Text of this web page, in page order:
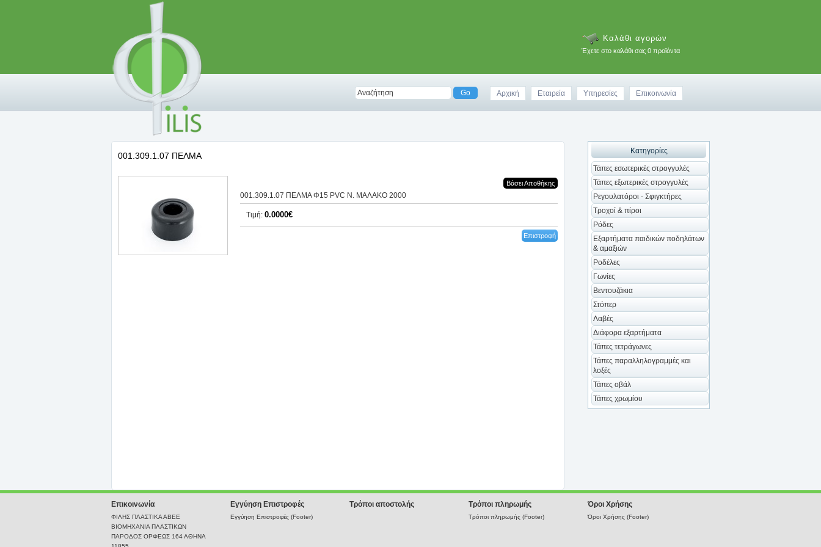
Καλάθι αγορών
Έχετε στο καλάθι σας 0 προϊόντα
Αρχική Εταιρεία Υπηρεσίες Επικοινωνία
Κατηγορίες
Τάπες εσωτερικές στρογγυλές
Τάπες εξωτερικές στρογγυλές
Ρεγουλατόροι - Σφιγκτήρες
Τροχοί & πίροι
Ρόδες
Εξαρτήματα παιδικών ποδηλάτων
& αμαξιών
Ροδέλες
Γωνίες
Βεντουζάκια
Στόπερ
Λαβές
Διάφορα εξαρτήματα
Τάπες τετράγωνες
Τάπες παραλληλογραμμές και
λοξές
Τάπες οβάλ
Τάπες χρωμίου
001.309.1.07 ΠΕΛΜΑ
Βάσει Αποθήκης
001.309.1.07 ΠΕΛΜΑ Φ15 PVC Ν. ΜΑΛΑΚΟ 2000
Τιμή: 0.0000€
Επιστροφή
Επικοινωνία
ΦΙΛΗΣ ΠΛΑΣΤΙΚΑ ΑΒΕΕ
ΒΙΟΜΗΧΑΝΙΑ ΠΛΑΣΤΙΚΩΝ
ΠΑΡΟΔΟΣ ΟΡΦΕΩΣ 164 ΑΘΗΝΑ
Εγγύηση Επιστροφές
Εγγύηση Επιστροφές (Footer)
Τρόποι αποστολής Τρόποι πληρωμής
Τρόποι πληρωμής (Footer)
Όροι Χρήσης
Όροι Χρήσης (Footer)